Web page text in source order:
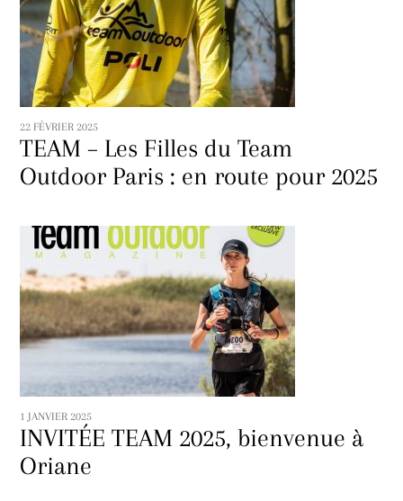
22 FÉVRIER 2025
TEAM – Les Filles du Team
Outdoor Paris : en route pour 2025
1 JANVIER 2025
INVITÉE TEAM 2025, bienvenue à
Oriane